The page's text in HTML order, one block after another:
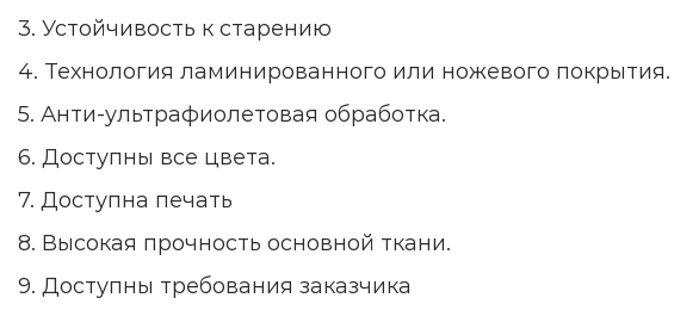
3. Устойчивость к старению
4. Технология ламинированного или ножевого покрытия.
5. Анти-ультрафиолетовая обработка.
6. Доступны все цвета.
7. Доступна печать
8. Высокая прочность основной ткани.
9. Доступны требования заказчика